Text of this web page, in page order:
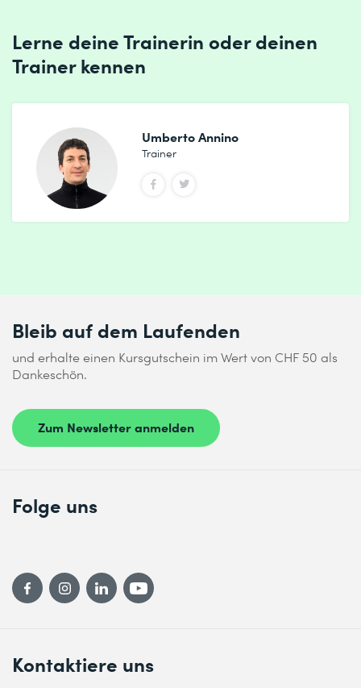
Lerne deine Trainerin oder deinen
Trainer kennen
Umberto Annino
Trainer
Bleib auf dem Laufenden
und erhalte einen Kursgutschein im Wert von CHF 50 als
Dankeschön.
Zum Newsletter anmelden
Kontaktiere uns
Folge uns